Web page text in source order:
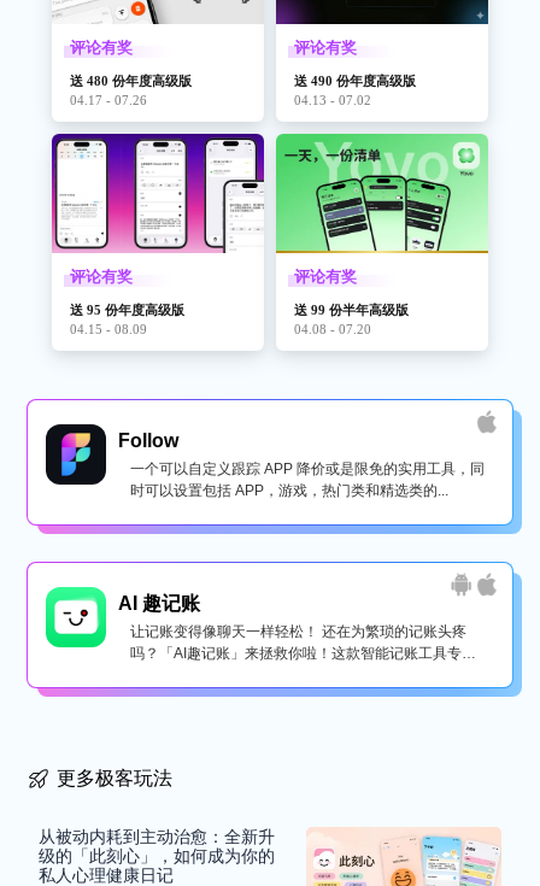
评论有奖
送 480 份年度高级版
04.17 - 07.26
评论有奖
送 490 份年度高级版
04.13 - 07.02
评论有奖
送 95 份年度高级版
04.15 - 08.09
评论有奖
送 99 份半年高级版
04.08 - 07.20
Follow
一个可以自定义跟踪 APP 降价或是限免的实用工具，同
时可以设置包括 APP，游戏，热门类和精选类的...
AI 趣记账
让记账变得像聊天一样轻松！ 还在为繁琐的记账头疼
吗？「AI趣记账」来拯救你啦！这款智能记账工具专为
更多极客玩法
从被动内耗到主动治愈：全新升
级的「此刻心」，如何成为你的
私人心理健康日记